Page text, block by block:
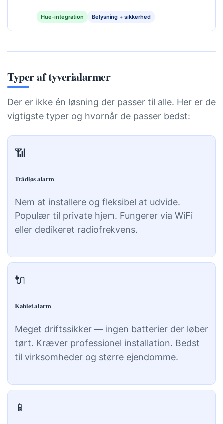
Hue-integration Belysning + sikkerhed
Typer af tyverialarmer
Der er ikke én løsning der passer til alle. Her er de
vigtigste typer og hvornår de passer bedst:
📶
Trådløs alarm
Nem at installere og fleksibel at udvide.
Populær til private hjem. Fungerer via WiFi
eller dedikeret radiofrekvens.
🔌
Kablet alarm
Meget driftssikker — ingen batterier der løber
tørt. Kræver professionel installation. Bedst
til virksomheder og større ejendomme.
📱